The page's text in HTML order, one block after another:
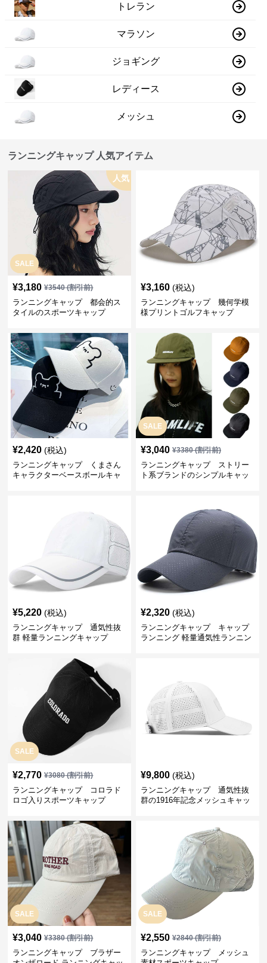
トレラン
マラソン
ジョギング
レディース
メッシュ
ランニングキャップ 人気アイテム
SALE
人気
¥3,180 ¥3540(割引前)
ランニングキャップ 都会的ス
タイルのスポーツキャップ
¥3,160 (税込)
ランニングキャップ 幾何学模
様プリントゴルフキャップ
¥2,420 (税込)
ランニングキャップ くまさん
キャラクターベースボールキャ
SALE
¥3,040 ¥3380(割引前)
ランニングキャップ ストリー
ト系ブランドのシンプルキャッ
¥5,220 (税込)
ランニングキャップ 通気性抜
群 軽量ランニングキャップ
¥2,320 (税込)
ランニングキャップ キャップ
ランニング 軽量通気性ランニン
SALE
¥2,770 ¥3080(割引前)
ランニングキャップ コロラド
ロゴ入りスポーツキャップ
¥9,800 (税込)
ランニングキャップ 通気性抜
群の1916年記念メッシュキャッ
SALE
¥3,040 ¥3380(割引前)
ランニングキャップ ブラザー
SALE
¥2,550 ¥2840(割引前)
ランニングキャップ メッシュ